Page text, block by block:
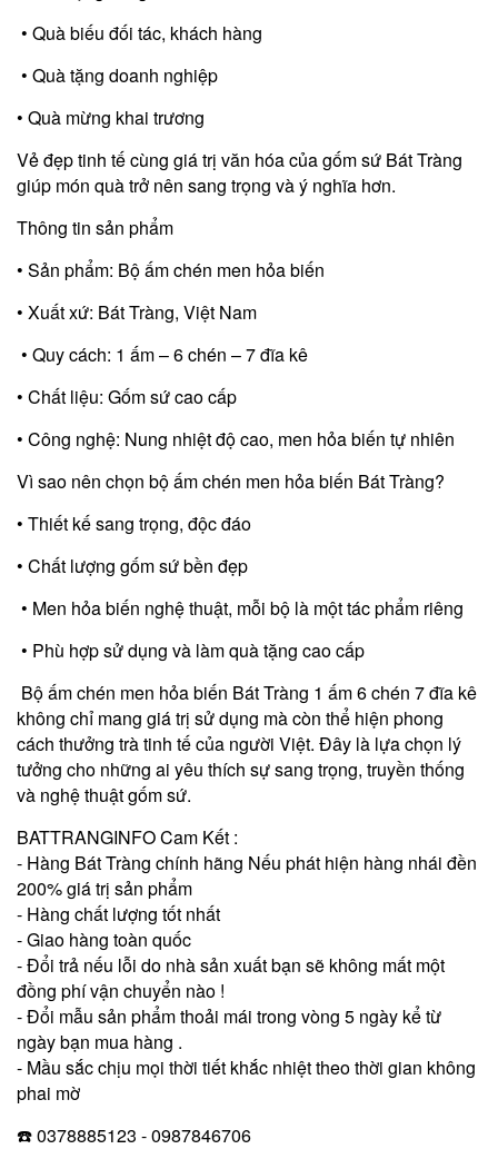
• Quà biếu đối tác, khách hàng
• Quà tặng doanh nghiệp
• Quà mừng khai trương
Vẻ đẹp tinh tế cùng giá trị văn hóa của gốm sứ Bát Tràng
giúp món quà trở nên sang trọng và ý nghĩa hơn.
Thông tin sản phẩm
• Sản phẩm: Bộ ấm chén men hỏa biến
• Xuất xứ: Bát Tràng, Việt Nam
• Quy cách: 1 ấm – 6 chén – 7 đĩa kê
• Chất liệu: Gốm sứ cao cấp
• Công nghệ: Nung nhiệt độ cao, men hỏa biến tự nhiên
Vì sao nên chọn bộ ấm chén men hỏa biến Bát Tràng?
• Thiết kế sang trọng, độc đáo
• Chất lượng gốm sứ bền đẹp
• Men hỏa biến nghệ thuật, mỗi bộ là một tác phẩm riêng
• Phù hợp sử dụng và làm quà tặng cao cấp
Bộ ấm chén men hỏa biến Bát Tràng 1 ấm 6 chén 7 đĩa kê
không chỉ mang giá trị sử dụng mà còn thể hiện phong
cách thưởng trà tinh tế của người Việt. Đây là lựa chọn lý
tưởng cho những ai yêu thích sự sang trọng, truyền thống
và nghệ thuật gốm sứ.
BATTRANGINFO Cam Kết :
- Hàng Bát Tràng chính hãng Nếu phát hiện hàng nhái đền
200% giá trị sản phẩm
- Hàng chất lượng tốt nhất
- Giao hàng toàn quốc
- Đổi trả nếu lỗi do nhà sản xuất bạn sẽ không mất một
đồng phí vận chuyển nào !
- Đổi mẫu sản phẩm thoải mái trong vòng 5 ngày kể từ
ngày bạn mua hàng .
- Mầu sắc chịu mọi thời tiết khắc nhiệt theo thời gian không
phai mờ
☎️ 0378885123 - 0987846706